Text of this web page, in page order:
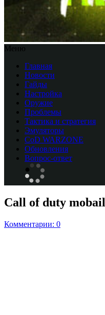
Меню
Главная
Новости
Гайды
Настройка
Оружие
Проблемы
Тактика и стратегия
Эмуляторы
CоD WARZONE
Обновления
Вопрос-ответ
Call of duty mobail
Комментарии: 0